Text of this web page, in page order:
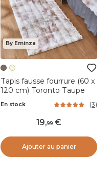
By Eminza
Tapis fausse fourrure (60 x
120 cm) Toronto Taupe
En stock (3)
19,99
Ajouter au panier